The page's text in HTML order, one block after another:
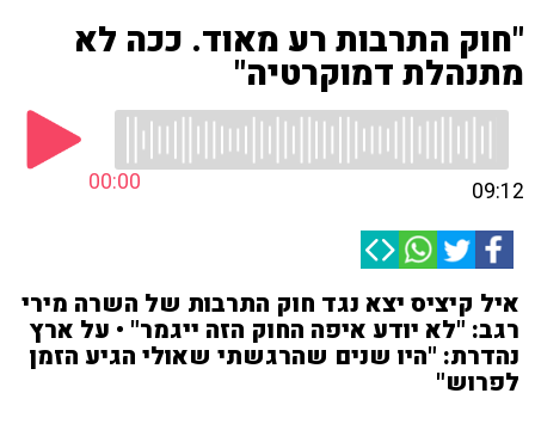
"חוק התרבות רע מאוד. ככה לא
מתנהלת דמוקרטיה"
00:00 09:12
איל קיציס יצא נגד חוק התרבות של השרה מירי
רגב: "לא יודע איפה החוק הזה ייגמר" • על ארץ
נהדרת: "היו שנים שהרגשתי שאולי הגיע הזמן
לפרוש"